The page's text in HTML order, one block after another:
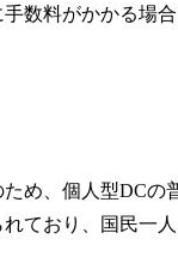
数料がかかる場合
め、個人型DCの
ており、国民一人